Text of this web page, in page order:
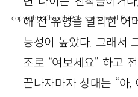
해 전 유명을 달리한 어
능성이 높았다. 그래서
조로 “여보세요” 하고
끝나자마자 상대는 “아,
copyright © Changbi Publishers, inc. All Rights